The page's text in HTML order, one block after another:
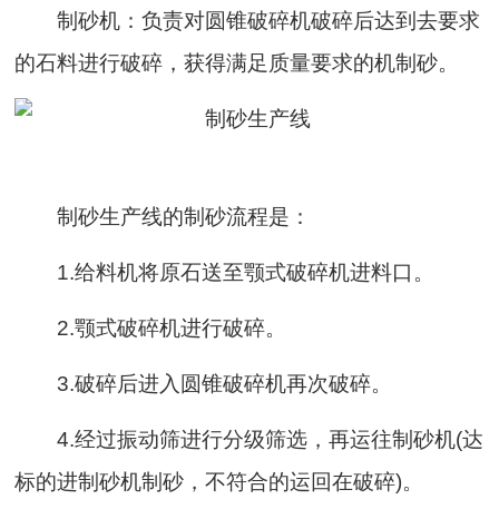
制砂机：负责对圆锥破碎机破碎后达到去要求
的石料进行破碎，获得满足质量要求的机制砂。
制砂生产线的制砂流程是：
1.给料机将原石送至颚式破碎机进料口。
2.颚式破碎机进行破碎。
3.破碎后进入圆锥破碎机再次破碎。
4.经过振动筛进行分级筛选，再运往制砂机(达
标的进制砂机制砂，不符合的运回在破碎)。